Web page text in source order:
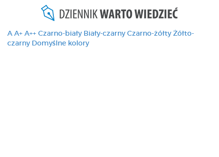
A A+ A++ Czarno-biały Biały-czarny Czarno-żółty Żółto-
czarny Domyślne kolory